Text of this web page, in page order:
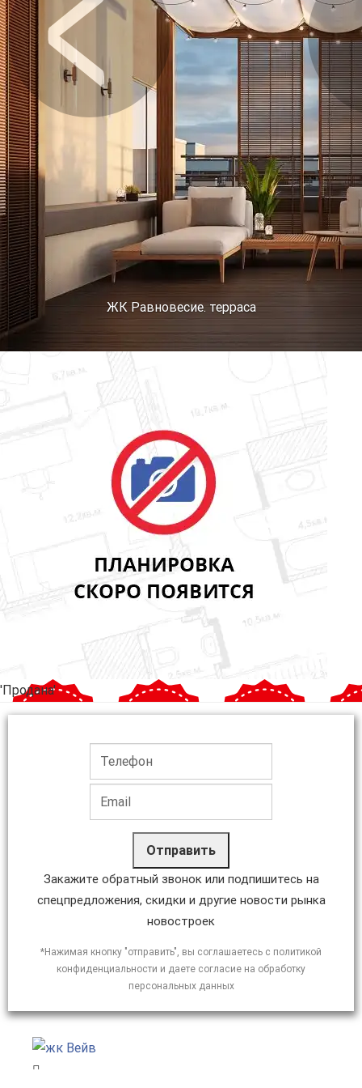
ЖК Равновесие. терраса
Предыдущее
'Продана'
Отправить
Закажите обратный звонок или подпишитесь на
спецпредложения, скидки и другие новости рынка
новостроек
*Нажимая кнопку "отправить", вы соглашаетесь с политикой
конфиденциальности и даете согласие на обработку
персональных данных